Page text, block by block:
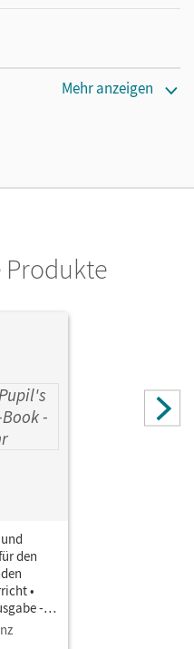
E-Book arbeiten.
Mehr anzeigen
den
•
-
· 3.